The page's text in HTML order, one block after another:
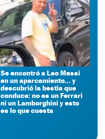
Se encontró a Leo Messi
en un aparcamiento... y
descubrió la bestia que
conduce: no es un Ferrari
ni un Lamborghini y esto
es lo que cuesta